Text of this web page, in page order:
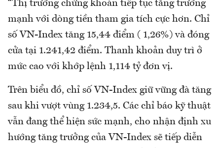
“Thị trường chứng khoán tiếp tục tăng trưởng
mạnh với dòng tiền tham gia tích cực hơn. Chỉ
số VN-Index tăng 15,44 điểm ( 1,26%) và đóng
cửa tại 1.241,42 điểm. Thanh khoản duy trì ở
mức cao với khớp lệnh 1,114 tỷ đơn vị.
Trên biểu đồ, chỉ số VN-Index giữ vững đà tăng
sau khi vượt vùng 1.234,5. Các chỉ báo kỹ thuật
vẫn đang thể hiện sức mạnh, cho nhận định xu
hướng tăng trưởng của VN-Index sẽ tiếp diễn